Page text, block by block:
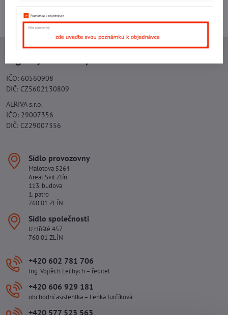
IČO: 60560908
DIČ: CZ5602130809
ALRIVA s.r.o.
IČO: 29007356
DIČ: CZ29007356
Sídlo provozovny
Malotova 5264
Areál Svit Zlín
113. budova
1. patro
760 01 ZLÍN
Sídlo společnosti
U Hřiště 457
760 01 ZLÍN
+420 602 781 706
Ing. Vojtěch Lečbych – ředitel
+420 606 929 181
obchodní asistentka – Lenka Jurčíková
+420 577 523 563